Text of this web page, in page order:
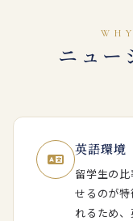
ニュー
英語環境
留学生の
せるのが
れるため、